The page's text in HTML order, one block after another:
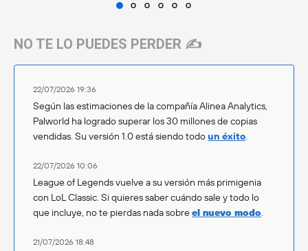
NO TE LO PUEDES PERDER ✍️
22/07/2026 19:36
Según las estimaciones de la compañía Alinea Analytics,
Palworld ha logrado superar los 30 millones de copias
vendidas. Su versión 1.0 está siendo todoun éxito.
22/07/2026 10:06
League of Legends vuelve a su versión más primigenia
con LoL Classic. Si quieres saber cuándo sale y todo lo
que incluye, no te pierdas nada sobreel nuevo modo.
21/07/2026 18:48